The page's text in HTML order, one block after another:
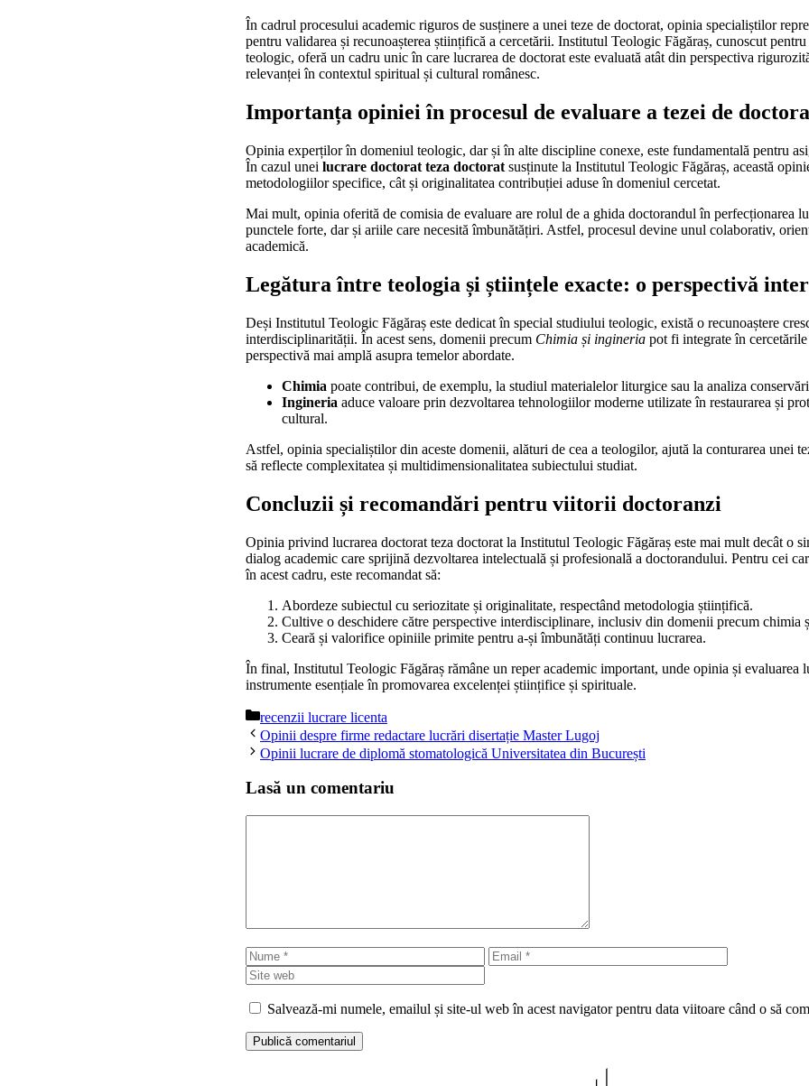
În cadrul procesului academic riguros de susținere a unei teze de doctorat, opinia specialiștilor
pentru validarea și recunoașterea științifică a cercetării. Institutul Teologic Făgăraș, cunoscut
teologic, oferă un cadru unic în care lucrarea de doctorat este evaluată atât din perspectiva
relevanței în contextul spiritual și cultural românesc.
Importanța opiniei în procesul de evaluare a tezei de
Opinia experților în domeniul teologic, dar și în alte discipline conexe, este fundamentală pentru
În cazul unei lucrare doctorat teza doctorat susținute la Institutul Teologic Făgăraș, această
metodologiilor specifice, cât și originalitatea contribuției aduse în domeniul cercetat.
Mai mult, opinia oferită de comisia de evaluare are rolul de a ghida doctorandul în perfecționarea
punctele forte, dar și ariile care necesită îmbunătățiri. Astfel, procesul devine unul colaborativ,
academică.
Legătura între teologia și științele exacte: o perspectivă
Deși Institutul Teologic Făgăraș este dedicat în special studiului teologic, există o recunoaștere
interdisciplinarității. În acest sens, domenii precum Chimia și ingineria pot fi integrate în
perspectivă mai amplă asupra temelor abordate.
Chimia poate contribui, de exemplu, la studiul materialelor liturgice sau la analiza
Ingineria aduce valoare prin dezvoltarea tehnologiilor moderne utilizate în restaurarea și
cultural.
Astfel, opinia specialiștilor din aceste domenii, alături de cea a teologilor, ajută la conturarea unei
să reflecte complexitatea și multidimensionalitatea subiectului studiat.
Concluzii și recomandări pentru viitorii doctoranzi
Opinia privind lucrarea doctorat teza doctorat la Institutul Teologic Făgăraș este mai mult decât o
dialog academic care sprijină dezvoltarea intelectuală și profesională a doctorandului. Pentru cei
în acest cadru, este recomandat să:
Abordeze subiectul cu seriozitate și originalitate, respectând metodologia științifică.
Cultive o deschidere către perspective interdisciplinare, inclusiv din domenii precum chimia
Ceară și valorifice opiniile primite pentru a-și îmbunătăți continuu lucrarea.
În final, Institutul Teologic Făgăraș rămâne un reper academic important, unde opinia și evaluarea
instrumente esențiale în promovarea excelenței științifice și spirituale.
Categorii
recenzii lucrare licenta
Opinii despre firme redactare lucrări disertație Master Lugoj
Opinii lucrare de diplomă stomatologică Universitatea din București
Lasă un comentariu
Nume Email
web
Salvează-mi numele, emailul și site-ul web în acest navigator pentru data viitoare când o să